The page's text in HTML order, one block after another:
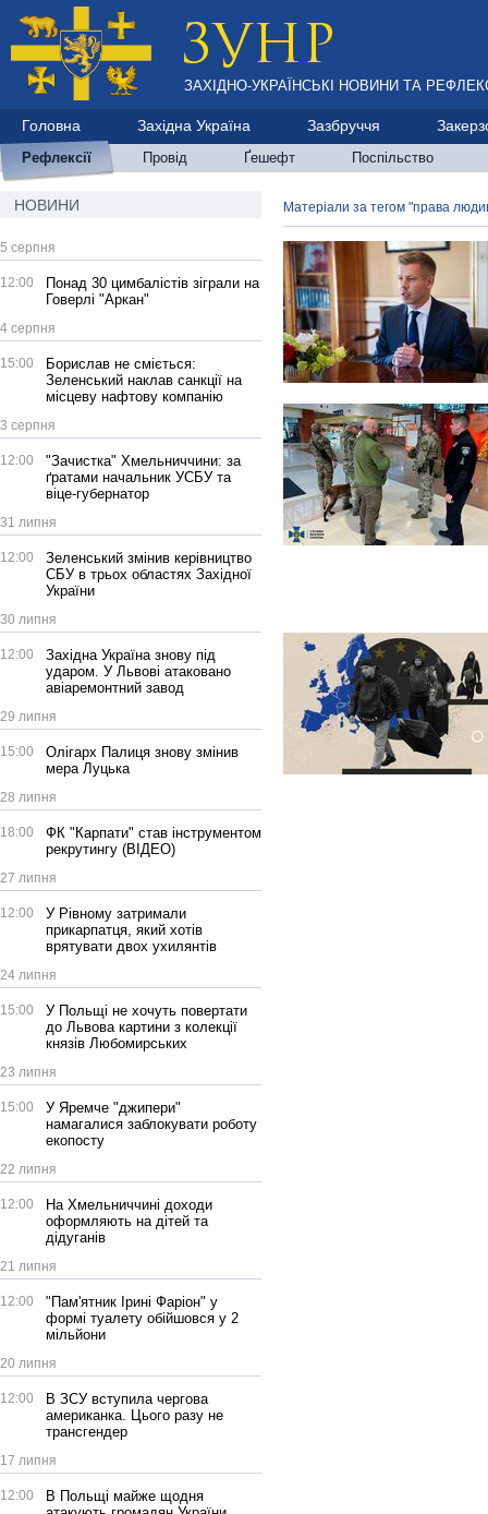
ЗАХІДНО-УКРАЇНСЬКІ НОВИНИ ТА
Головна Західна Україна Зазбруччя
Рефлексії Провід Ґешефт Поспільство
НОВИНИ
5 серпня
12:00
Понад 30 цимбалістів зіграли на
Говерлі "Аркан"
4 серпня
15:00
Борислав не сміється:
Зеленський наклав санкції на
місцеву нафтову компанію
3 серпня
12:00
"Зачистка" Хмельниччини: за
ґратами начальник УСБУ та
віце-губернатор
31 липня
12:00
Зеленський змінив керівництво
СБУ в трьох областях Західної
України
30 липня
12:00
Західна Україна знову під
ударом. У Львові атаковано
авіаремонтний завод
29 липня
15:00
Олігарх Палиця знову змінив
мера Луцька
28 липня
18:00
ФК "Карпати" став інструментом
рекрутингу (ВІДЕО)
27 липня
12:00
У Рівному затримали
прикарпатця, який хотів
врятувати двох ухилянтів
24 липня
15:00
У Польщі не хочуть повертати
до Львова картини з колекції
князів Любомирських
23 липня
15:00
У Яремче "джипери"
намагалися заблокувати роботу
екопосту
22 липня
12:00
На Хмельниччині доходи
оформляють на дітей та
дідуганів
21 липня
12:00
"Пам'ятник Ірині Фаріон" у
формі туалету обійшовся у 2
мільйони
20 липня
12:00
В ЗСУ вступила чергова
американка. Цього разу не
трансгендер
17 липня
12:00
В Польщі майже щодня
Матеріали за тегом "права